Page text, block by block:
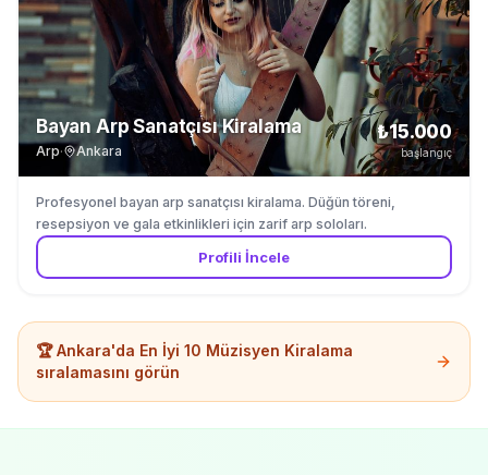
Bayan Arp Sanatçısı Kiralama
Arp· Ankara
₺15.000
başlangıç
Profesyonel bayan arp sanatçısı kiralama. Düğün töreni,
resepsiyon ve gala etkinlikleri için zarif arp soloları.
Profili İncele
🏆Ankara'da En İyi 10 Müzisyen Kiralama
sıralamasını görün